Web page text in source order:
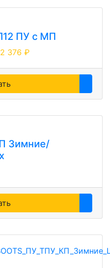
ПУ с МП
2 376 ₽
Зимние/